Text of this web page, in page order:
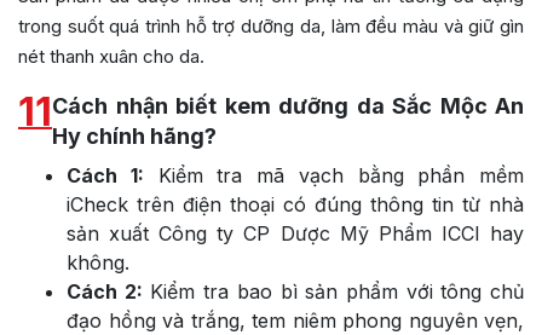
trong suốt quá trình hỗ trợ dưỡng da, làm đều màu và giữ gìn
nét thanh xuân cho da.
11Cách nhận biết kem dưỡng da Sắc Mộc An
Hy chính hãng?
Cách 1: Kiểm tra mã vạch bằng phần mềm
iCheck trên điện thoại có đúng thông tin từ nhà
sản xuất Công ty CP Dược Mỹ Phẩm ICCI hay
không.
Cách 2: Kiểm tra bao bì sản phẩm với tông chủ
đạo hồng và trắng, tem niêm phong nguyên vẹn,